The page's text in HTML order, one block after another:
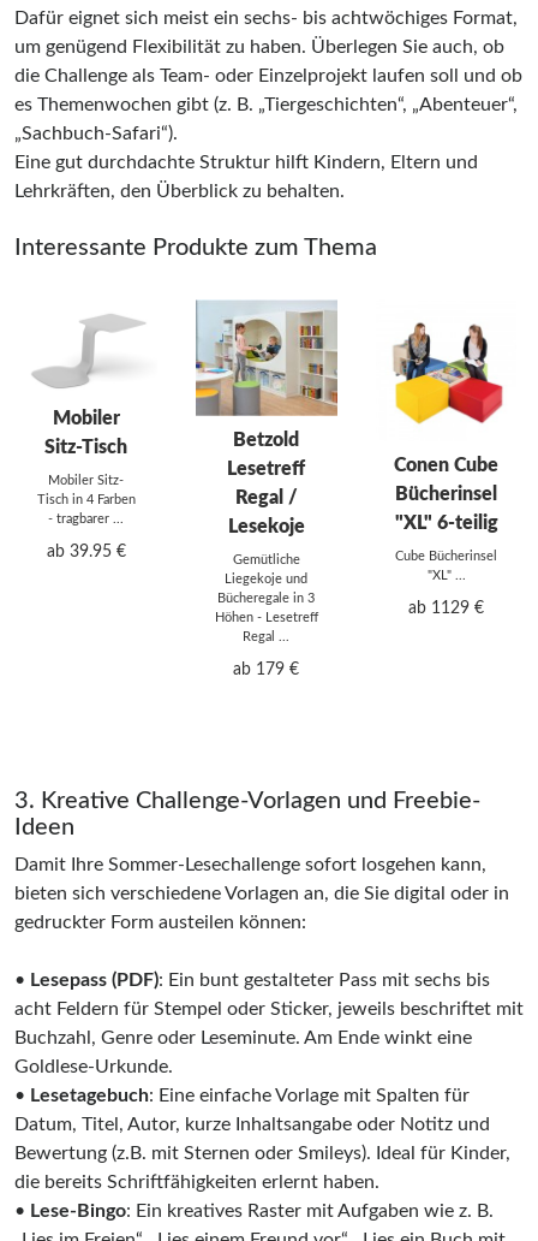
Dafür eignet sich meist ein sechs- bis achtwöchiges Format,
um genügend Flexibilität zu haben. Überlegen Sie auch, ob
die Challenge als Team- oder Einzelprojekt laufen soll und ob
es Themenwochen gibt (z. B. „Tiergeschichten“, „Abenteuer“,
„Sachbuch-Safari“).
Eine gut durchdachte Struktur hilft Kindern, Eltern und
Lehrkräften, den Überblick zu behalten.
Interessante Produkte zum Thema
Mobiler
Sitz-Tisch
Mobiler Sitz-
Tisch in 4 Farben
- tragbarer ...
ab 39.95 €
Betzold
Lesetreff
Regal /
Lesekoje
Gemütliche
Liegekoje und
Bücheregale in 3
Höhen - Lesetreff
Regal ...
ab 179 €
Conen Cube
Bücherinsel
"XL" 6-teilig
Cube Bücherinsel
"XL" ...
ab 1129 €
3. Kreative Challenge-Vorlagen und Freebie-
Ideen
Damit Ihre Sommer-Lesechallenge sofort losgehen kann,
bieten sich verschiedene Vorlagen an, die Sie digital oder in
gedruckter Form austeilen können:
• Lesepass (PDF): Ein bunt gestalteter Pass mit sechs bis
acht Feldern für Stempel oder Sticker, jeweils beschriftet mit
Buchzahl, Genre oder Leseminute. Am Ende winkt eine
Goldlese­-Urkunde.
• Lesetagebuch: Eine einfache Vorlage mit Spalten für
Datum, Titel, Autor, kurze Inhaltsangabe oder Notitz und
Bewertung (z.B. mit Sternen oder Smileys). Ideal für Kinder,
die bereits Schriftfähigkeiten erlernt haben.
• Lese-Bingo: Ein kreatives Raster mit Aufgaben wie z. B.